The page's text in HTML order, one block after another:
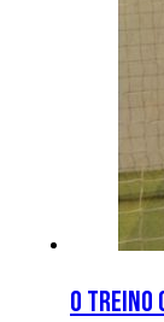
O treino